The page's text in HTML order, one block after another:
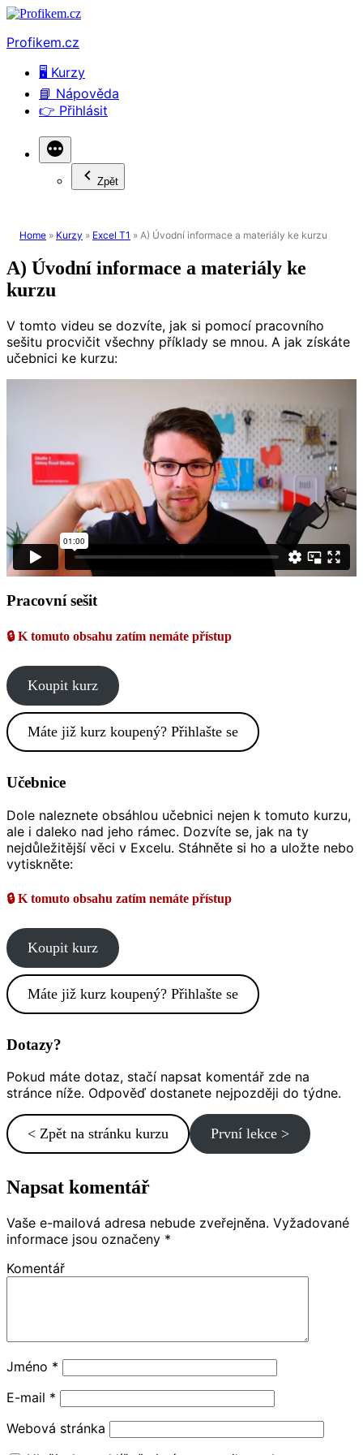
Přejít
obsahu
Profikem.cz
🖥 Kurzy
📘 Nápověda
👉 Přihlásit
Zpět
Home » Kurzy » Excel T1 » A) Úvodní informace a materiály ke kurzu
A) Úvodní informace a materiály ke
kurzu
V tomto videu se dozvíte, jak si pomocí pracovního
sešitu procvičit všechny příklady se mnou. A jak získáte
učebnici ke kurzu:
Pracovní sešit
🔒 K tomuto obsahu zatím nemáte přístup
Koupit kurz
Máte již kurz koupený? Přihlašte se
Učebnice
Dole naleznete obsáhlou učebnici nejen k tomuto kurzu,
ale i daleko nad jeho rámec. Dozvíte se, jak na ty
nejdůležitější věci v Excelu. Stáhněte si ho a uložte nebo
vytiskněte:
🔒 K tomuto obsahu zatím nemáte přístup
Koupit kurz
Máte již kurz koupený? Přihlašte se
Dotazy?
Pokud máte dotaz, stačí napsat komentář zde na
stránce níže. Odpověď dostanete nejpozději do týdne.
< Zpět na stránku kurzu První lekce >
Napsat komentář
Vaše e-mailová adresa nebude zveřejněna. Vyžadované
informace jsou označeny *
Komentář
Jméno *
E-mail *
Webová stránka